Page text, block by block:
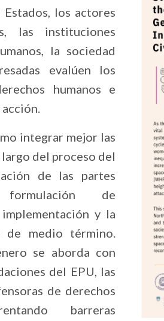
los actores
las instituciones
la sociedad
evalúen los
humanos e
integrar mejor las
del proceso del
de las partes
de
y la
de medio término.
se aborda con
del EPU, las
de derechos
barreras